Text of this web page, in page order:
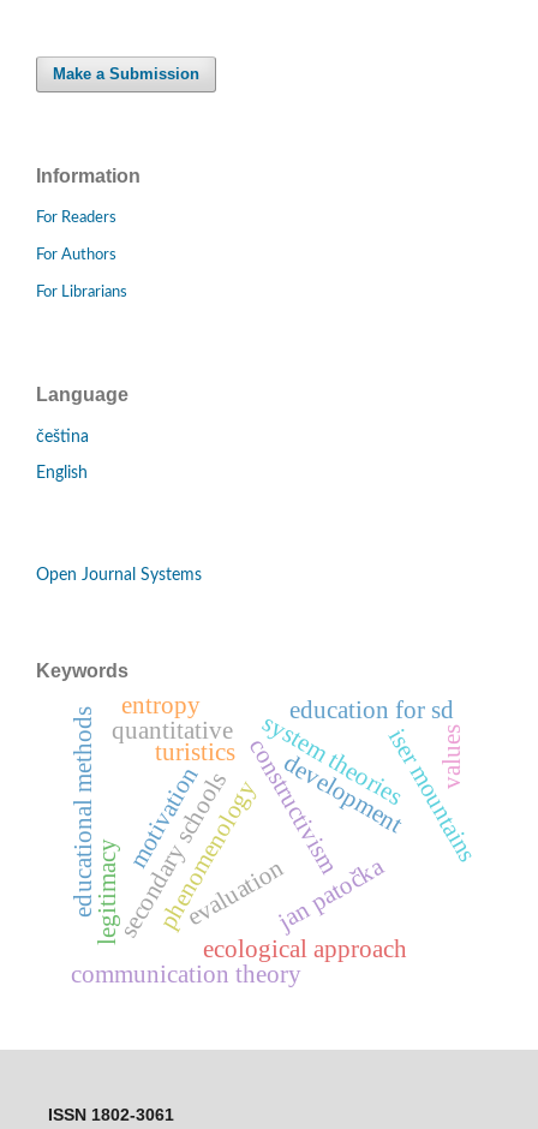
Make a Submission
Information
For Readers
For Authors
For Librarians
Language
čeština
English
Open Journal Systems
Keywords
phenomenologyjan patočka
constructivism
system theories
ecological approach
motivation iser mountains
turistics
quantitative
educational methodssecondary schools
communication theory
legitimacy evaluation
education for sd
development
entropy
values
ISSN 1802-3061